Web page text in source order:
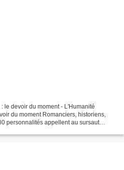
le devoir du moment - L'Humanité
du moment Romanciers, historiens,
personnalités appellent au sursaut